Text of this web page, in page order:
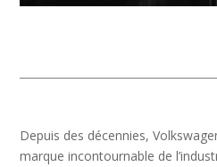
Depuis des décennies,
marque incontournable de